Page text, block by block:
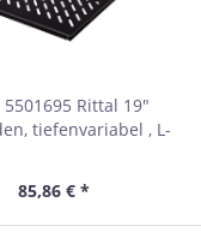
Rittal 19"
tiefenvariabel , L-
von 400-600
Schwarz RAL9005
85,86 € *